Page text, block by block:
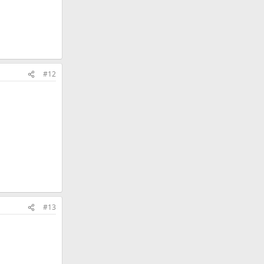
#12
#13